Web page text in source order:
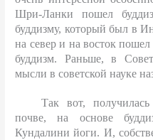
Шри-Ланки пошел
буддизму, который был в
на север и на восток
буддизм. Раньше, в
мысли в советской науке
Так вот,
почве, на основе
Кундалини йоги. И,